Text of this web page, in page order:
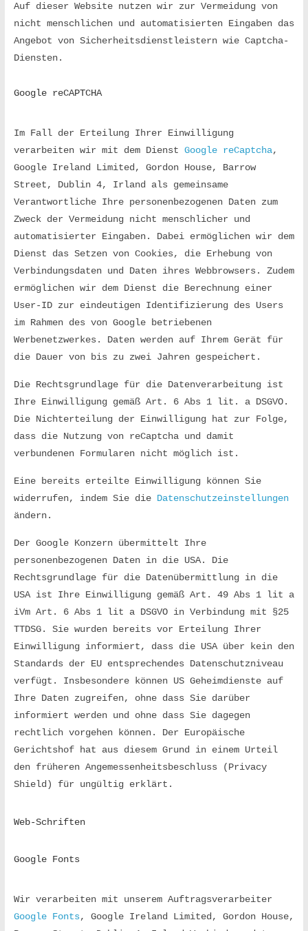
e
n
.
d
e
|
K
a
r
s
t
e
n
M
o
s
c
h
n
e
r
K
H
S
Auf dieser Website nutzen wir zur Vermeidung von
nicht menschlichen und automatisierten Eingaben das
Angebot von Sicherheitsdienstleistern wie Captcha-
Diensten.
Google reCAPTCHA
Im Fall der Erteilung Ihrer Einwilligung
verarbeiten wir mit dem Dienst Google reCaptcha,
Google Ireland Limited, Gordon House, Barrow
Street, Dublin 4, Irland als gemeinsame
Verantwortliche Ihre personenbezogenen Daten zum
Zweck der Vermeidung nicht menschlicher und
automatisierter Eingaben. Dabei ermöglichen wir dem
Dienst das Setzen von Cookies, die Erhebung von
Verbindungsdaten und Daten ihres Webbrowsers. Zudem
ermöglichen wir dem Dienst die Berechnung einer
User-ID zur eindeutigen Identifizierung des Users
im Rahmen des von Google betriebenen
Werbenetzwerkes. Daten werden auf Ihrem Gerät für
die Dauer von bis zu zwei Jahren gespeichert.
Die Rechtsgrundlage für die Datenverarbeitung ist
Ihre Einwilligung gemäß Art. 6 Abs 1 lit. a DSGVO.
Die Nichterteilung der Einwilligung hat zur Folge,
dass die Nutzung von reCaptcha und damit
verbundenen Formularen nicht möglich ist.
Eine bereits erteilte Einwilligung können Sie
widerrufen, indem Sie die Datenschutzeinstellungen
ändern.
Der Google Konzern übermittelt Ihre
personenbezogenen Daten in die USA. Die
Rechtsgrundlage für die Datenübermittlung in die
USA ist Ihre Einwilligung gemäß Art. 49 Abs 1 lit a
iVm Art. 6 Abs 1 lit a DSGVO in Verbindung mit §25
TTDSG. Sie wurden bereits vor Erteilung Ihrer
Einwilligung informiert, dass die USA über kein den
Standards der EU entsprechendes Datenschutzniveau
verfügt. Insbesondere können US Geheimdienste auf
Ihre Daten zugreifen, ohne dass Sie darüber
informiert werden und ohne dass Sie dagegen
rechtlich vorgehen können. Der Europäische
Gerichtshof hat aus diesem Grund in einem Urteil
den früheren Angemessenheitsbeschluss (Privacy
Shield) für ungültig erklärt.
Web-Schriften
Google Fonts
Wir verarbeiten mit unserem Auftragsverarbeiter
Google Fonts, Google Ireland Limited, Gordon House,